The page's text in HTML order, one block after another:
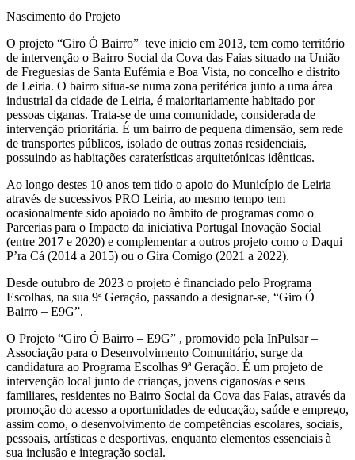
Nascimento do Projeto
O projeto “Giro Ó Bairro” teve inicio em 2013, tem como território
de intervenção o Bairro Social da Cova das Faias situado na União
de Freguesias de Santa Eufémia e Boa Vista, no concelho e distrito
de Leiria. O bairro situa-se numa zona periférica junto a uma área
industrial da cidade de Leiria, é maioritariamente habitado por
pessoas ciganas. Trata-se de uma comunidade, considerada de
intervenção prioritária. É um bairro de pequena dimensão, sem rede
de transportes públicos, isolado de outras zonas residenciais,
possuindo as habitações caraterísticas arquitetónicas idênticas.
Ao longo destes 10 anos tem tido o apoio do Município de Leiria
através de sucessivos PRO Leiria, ao mesmo tempo tem
ocasionalmente sido apoiado no âmbito de programas como o
Parcerias para o Impacto da iniciativa Portugal Inovação Social
(entre 2017 e 2020) e complementar a outros projeto como o Daqui
P’ra Cá (2014 a 2015) ou o Gira Comigo (2021 a 2022).
Desde outubro de 2023 o projeto é financiado pelo Programa
Escolhas, na sua 9ª Geração, passando a designar-se, “Giro Ó
Bairro – E9G”.
O Projeto “Giro Ó Bairro – E9G” , promovido pela InPulsar –
Associação para o Desenvolvimento Comunitário, surge da
candidatura ao Programa Escolhas 9ª Geração. É um projeto de
intervenção local junto de crianças, jovens ciganos/as e seus
familiares, residentes no Bairro Social da Cova das Faias, através da
promoção do acesso a oportunidades de educação, saúde e emprego,
assim como, o desenvolvimento de competências escolares, sociais,
pessoais, artísticas e desportivas, enquanto elementos essenciais à
sua inclusão e integração social.